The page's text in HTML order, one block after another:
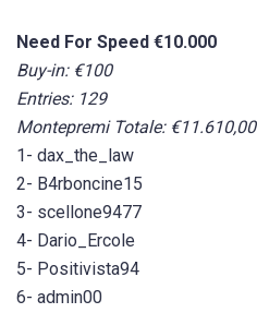
Need For Speed €10.000
Buy-in: €100
Entries: 129
Montepremi Totale: €11.610,00
1- dax_the_law
2- B4rboncine15
3- scellone9477
4- Dario_Ercole
5- Positivista94
6- admin00